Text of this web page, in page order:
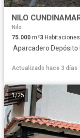
Nilo
75.000 m²3 Habitaciones
·Aparcadero·Depósito·
Actualizado hace 3 días
1/25